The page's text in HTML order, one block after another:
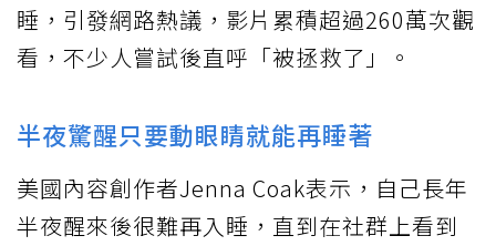
睡，引發網路熱議，影片累積超過260萬次觀
看，不少人嘗試後直呼「被拯救了」。
半夜驚醒只要動眼睛就能再睡著
美國內容創作者Jenna Coak表示，自己長年
半夜醒來後很難再入睡，直到在社群上看到